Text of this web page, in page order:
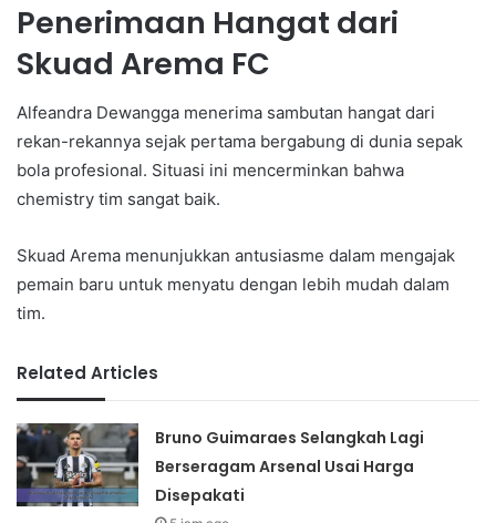
Penerimaan Hangat dari
Skuad Arema FC
Alfeandra Dewangga menerima sambutan hangat dari
rekan-rekannya sejak pertama bergabung di dunia sepak
bola profesional. Situasi ini mencerminkan bahwa
chemistry tim sangat baik.
Skuad Arema menunjukkan antusiasme dalam mengajak
pemain baru untuk menyatu dengan lebih mudah dalam
tim.
Related Articles
Bruno Guimaraes Selangkah Lagi
Berseragam Arsenal Usai Harga
Disepakati